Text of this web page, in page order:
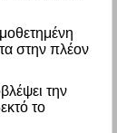
στην πλέον
την
το